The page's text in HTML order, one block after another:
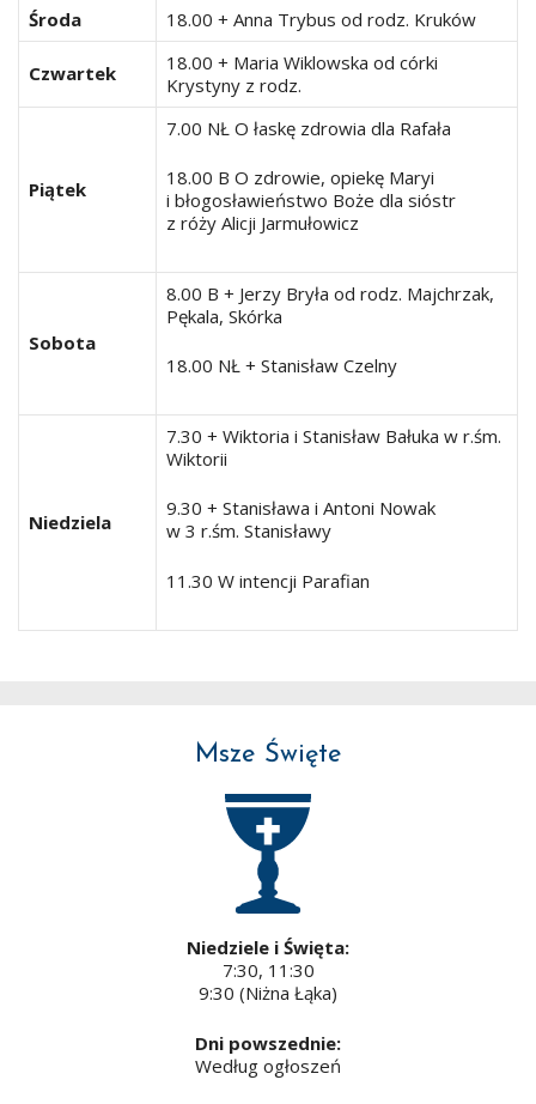
Środa 18.00 + Anna Trybus od rodz. Kruków
Czwartek
18.00 + Maria Wiklowska od córki
Krystyny z rodz.
Piątek
7.00 NŁ O łaskę zdrowia dla Rafała
18.00 B O zdrowie, opiekę Maryi
i błogosławieństwo Boże dla sióstr
z róży Alicji Jarmułowicz
Sobota
8.00 B + Jerzy Bryła od rodz. Majchrzak,
Pękala, Skórka
18.00 NŁ + Stanisław Czelny
Niedziela
7.30 + Wiktoria i Stanisław Bałuka w r.śm.
Wiktorii
9.30 + Stanisława i Antoni Nowak
w 3 r.śm. Stanisławy
11.30 W intencji Parafian
Msze Święte
Niedziele i Święta:
7:30, 11:30
9:30 (Niżna Łąka)
Dni powszednie:
Według ogłoszeń